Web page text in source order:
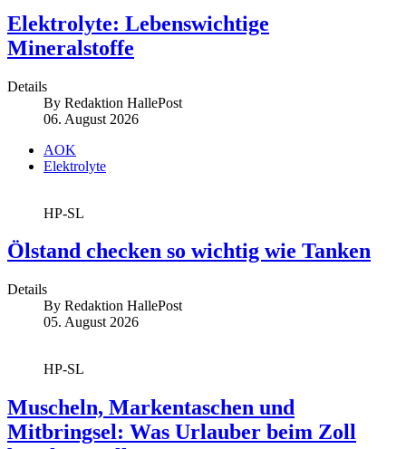
Elektrolyte: Lebenswichtige
Mineralstoffe
Details
By Redaktion HallePost
06. August 2026
AOK
Elektrolyte
HP-SL
Ölstand checken so wichtig wie Tanken
Details
By Redaktion HallePost
05. August 2026
HP-SL
Muscheln, Markentaschen und
Mitbringsel: Was Urlauber beim Zoll